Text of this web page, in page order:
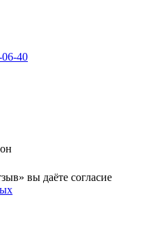
40
вы даёте согласие